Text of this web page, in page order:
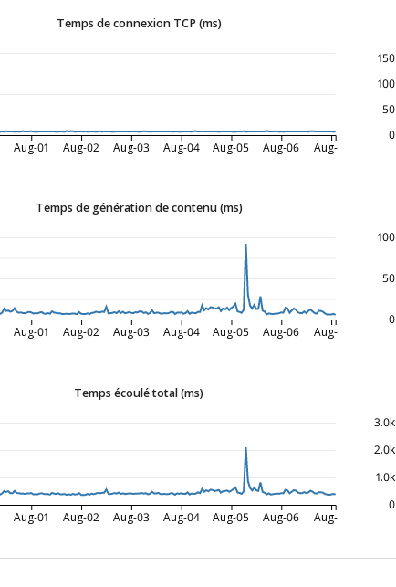
Temps de connexion TCP (ms)
Aug-01 Aug-02 Aug-03 Aug-04 Aug-05 Aug-06 Aug-07
0
50
100
150
Temps de génération de contenu (ms)
Aug-01 Aug-02 Aug-03 Aug-04 Aug-05 Aug-06 Aug-07
0
50
100
Temps écoulé total (ms)
Aug-01 Aug-02 Aug-03 Aug-04 Aug-05 Aug-06 Aug-07
0
1.0k
2.0k
3.0k